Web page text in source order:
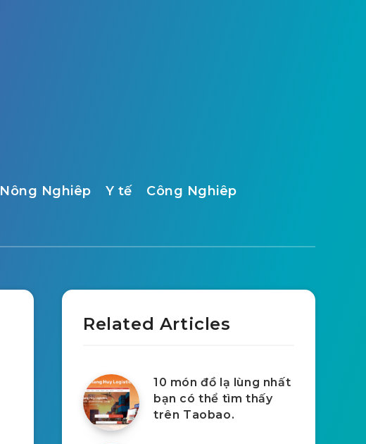
Nông Nghiêp Y tế Công Nghiêp
Related Articles
10 món đồ lạ lùng nhất
bạn có thể tìm thấy
trên Taobao.